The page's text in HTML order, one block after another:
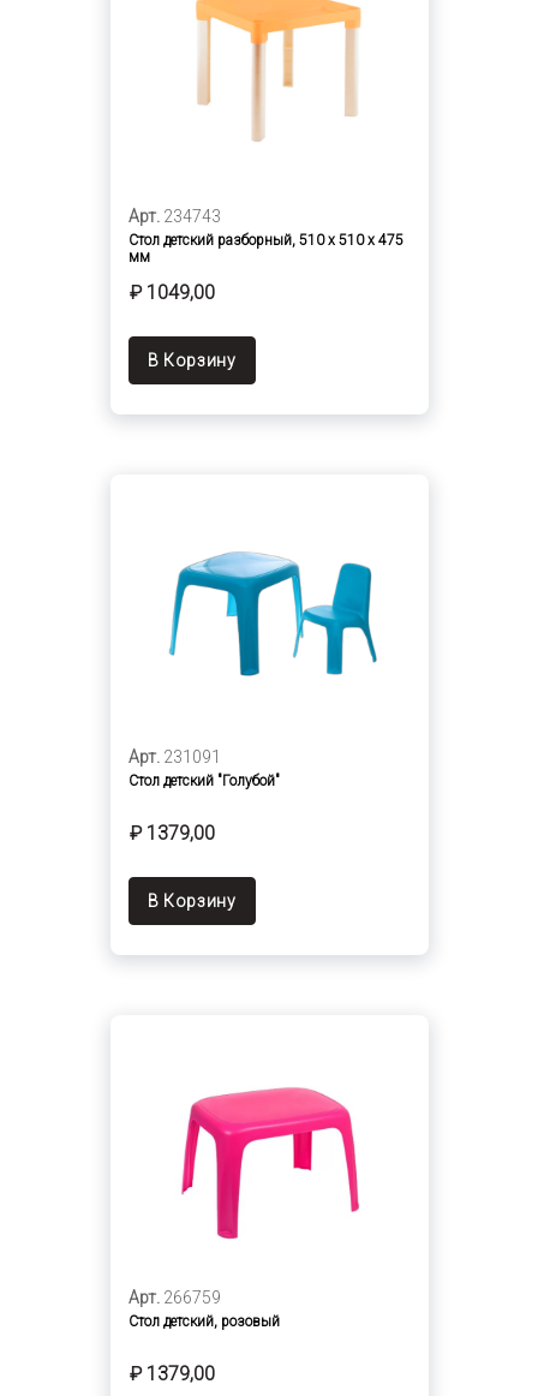
Арт. 234743
Стол детский разборный, 510 х 510 х 475
мм
₽ 1049,00
В Корзину
Арт. 231091
Стол детский "Голубой"
₽ 1379,00
В Корзину
Арт. 266759
Стол детский, розовый
₽ 1379,00